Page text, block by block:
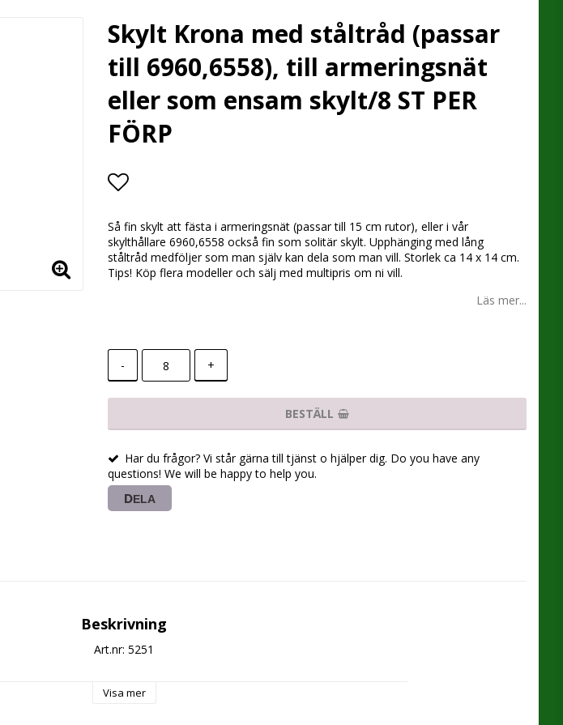
Skylt Krona med ståltråd (passar
till 6960,6558), till armeringsnät
eller som ensam skylt/8 ST PER
FÖRP
Lägg till i favoritlistan
Så fin skylt att fästa i armeringsnät (passar till 15 cm rutor), eller i vår
skylthållare 6960,6558 också fin som solitär skylt. Upphänging med lång
ståltråd medföljer som man själv kan dela som man vill. Storlek ca 14 x 14 cm.
Tips! Köp flera modeller och sälj med multipris om ni vill.
Läs mer...
- +
BESTÄLL
Har du frågor? Vi står gärna till tjänst o hjälper dig. Do you have any
questions! We will be happy to help you.
DELA
Beskrivning
Art.nr: 5251
Visa mer